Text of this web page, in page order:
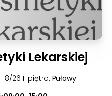
Lekarskiej
| 18/26 II piętro, Puławy